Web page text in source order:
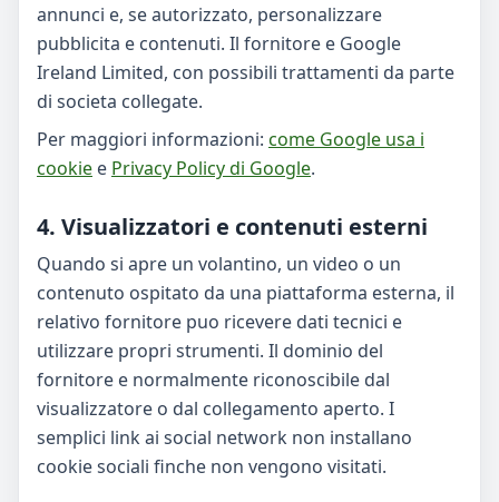
annunci e, se autorizzato, personalizzare
pubblicita e contenuti. Il fornitore e Google
Ireland Limited, con possibili trattamenti da parte
di societa collegate.
Per maggiori informazioni: come Google usa i
cookie e Privacy Policy di Google.
4. Visualizzatori e contenuti esterni
Quando si apre un volantino, un video o un
contenuto ospitato da una piattaforma esterna, il
relativo fornitore puo ricevere dati tecnici e
utilizzare propri strumenti. Il dominio del
fornitore e normalmente riconoscibile dal
visualizzatore o dal collegamento aperto. I
semplici link ai social network non installano
cookie sociali finche non vengono visitati.